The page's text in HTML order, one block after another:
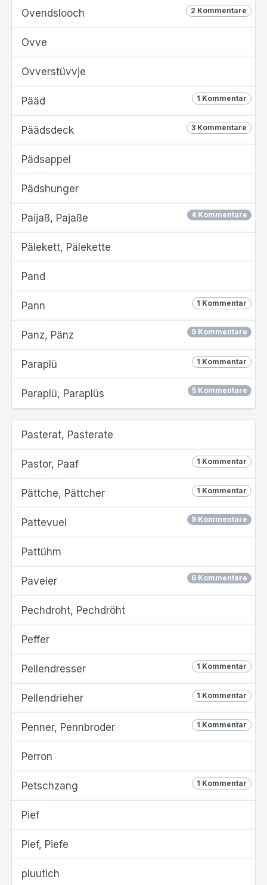
2 Kommentare
Ovendslooch
Ovve
Ovverstüvvje
1 Kommentar
Pääd
3 Kommentare
Päädsdeck
Pädsappel
Pädshunger
4 Kommentare
Paijaß, Pajaße
Pälekett, Pälekette
Pand
1 Kommentar
Pann
9 Kommentare
Panz, Pänz
1 Kommentar
Paraplü
5 Kommentare
Paraplü, Paraplüs
Pasterat, Pasterate
1 Kommentar
Pastor, Paaf
1 Kommentar
Pättche, Pättcher
9 Kommentare
Pattevuel
Pattühm
6 Kommentare
Paveier
Pechdroht, Pechdröht
Peffer
1 Kommentar
Pellendresser
1 Kommentar
Pellendrieher
1 Kommentar
Penner, Pennbroder
Perron
1 Kommentar
Petschzang
Pief
Pief, Piefe
pluutich